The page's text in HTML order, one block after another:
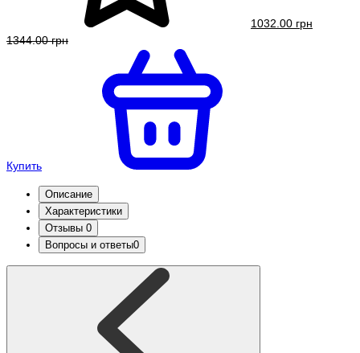
1032.00 грн
1344.00 грн
Купить
Описание
Характеристики
Отзывы 0
Вопросы и ответы0